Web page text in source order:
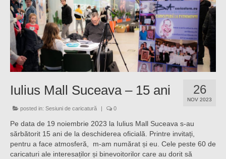
26
NOV 2023
Iulius Mall Suceava – 15 ani
posted in: Sesiuni de caricatură | 0
Pe data de 19 noiembrie 2023 la Iulius Mall Suceava s-au
sărbătorit 15 ani de la deschiderea oficială. Printre invitați,
pentru a face atmosferă, m-am numărat și eu. Cele peste 60 de
caricaturi ale interesaților și binevoitorilor care au dorit să